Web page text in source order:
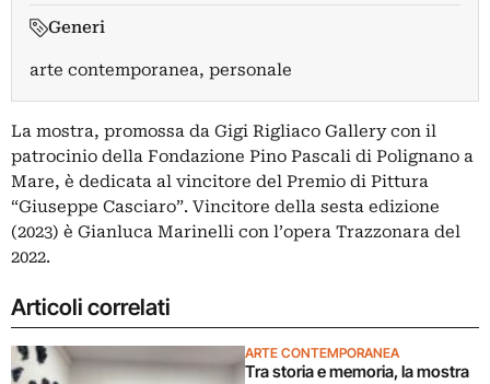
Generi
arte contemporanea, personale
La mostra, promossa da Gigi Rigliaco Gallery con il
patrocinio della Fondazione Pino Pascali di Polignano a
Mare, è dedicata al vincitore del Premio di Pittura
“Giuseppe Casciaro”. Vincitore della sesta edizione
(2023) è Gianluca Marinelli con l’opera Trazzonara del
2022.
Articoli correlati
ARTE CONTEMPORANEA
Tra storia e memoria, la mostra